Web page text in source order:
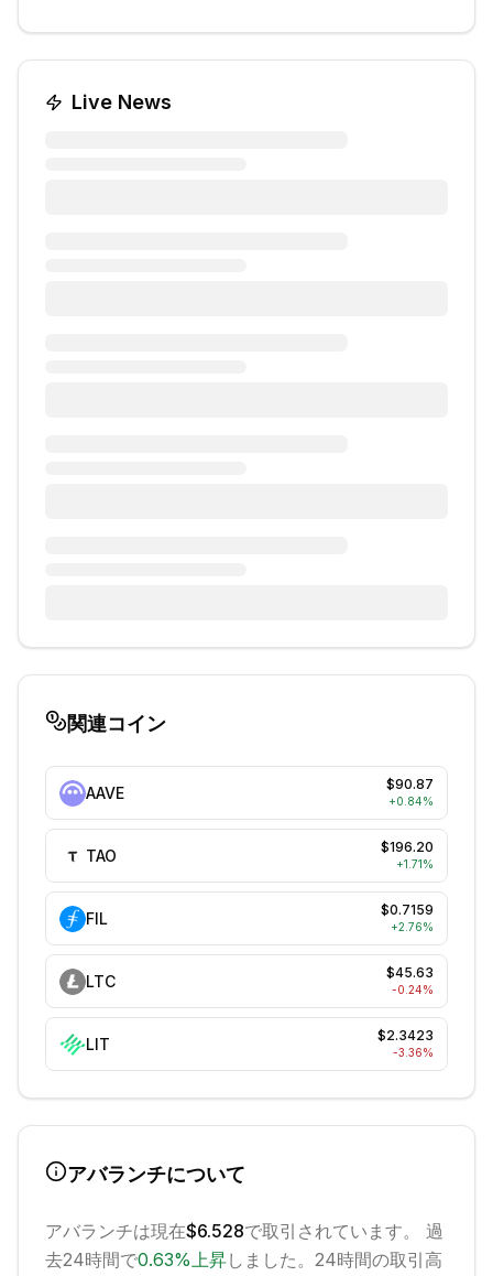
Live News
関連コイン
AAVE $90.87
+0.84%
TAO $196.20
+1.71%
FIL $0.7159
+2.76%
LTC $45.63
-0.24%
LIT $2.3423
-3.36%
アバランチについて
アバランチは現在$6.528で取引されています。 過
去24時間で0.63%上昇しました。 24時間の取引高